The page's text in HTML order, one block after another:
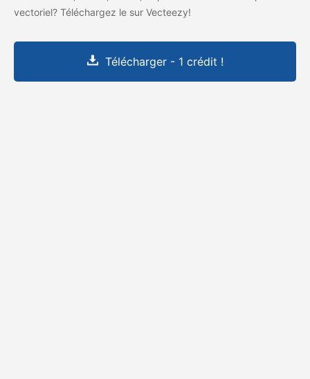
vectoriel? Téléchargez le sur Vecteezy!
Télécharger - 1 crédit !